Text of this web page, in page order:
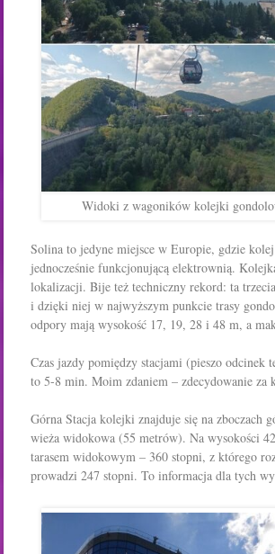
Widoki z wagoników kolejki
Solina to jedyne miejsce w Europie, gdzie
jednocześnie funkcjonującą elektrownią.
lokalizacji. Bije też techniczny rekord: ta
i dzięki niej w najwyższym punkcie trasy
odpory mają wysokość 17, 19, 28 i 48 m, a
Czas jazdy pomiędzy stacjami (pieszo
to 5-8 min. Moim zdaniem – zdecydowanie za
Górna Stacja kolejki znajduje się na zboczach
wieża widokowa (55 metrów). Na wysokości
tarasem widokowym – 360 stopni, z którego
prowadzi 247 stopni. To informacja dla tych